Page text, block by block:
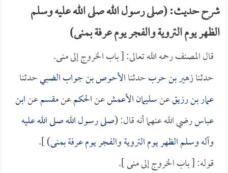
شرح حديث: (صلى رسول الله صلى الله عليه وسلم
الظهر يوم التروية والفجر يوم عرفة بمنى)
قال المصنف رحمه الله تعالى: [ باب الخروج إلى منى.
حدثنازهير بن حربحدثناالأحوص بن جواب الضبيحدثنا
عمار بن رزيقعنسليمان الأعمشعنالحكمعنمقسمعنابن
عباسرضي الله عنهما أنه قال: (صلى رسول الله صلى الله عليه
وآله وسلم الظهر يوم التروية والفجر يوم عرفة بمنى) ].
قوله: [ باب الخروج إلى منى ].